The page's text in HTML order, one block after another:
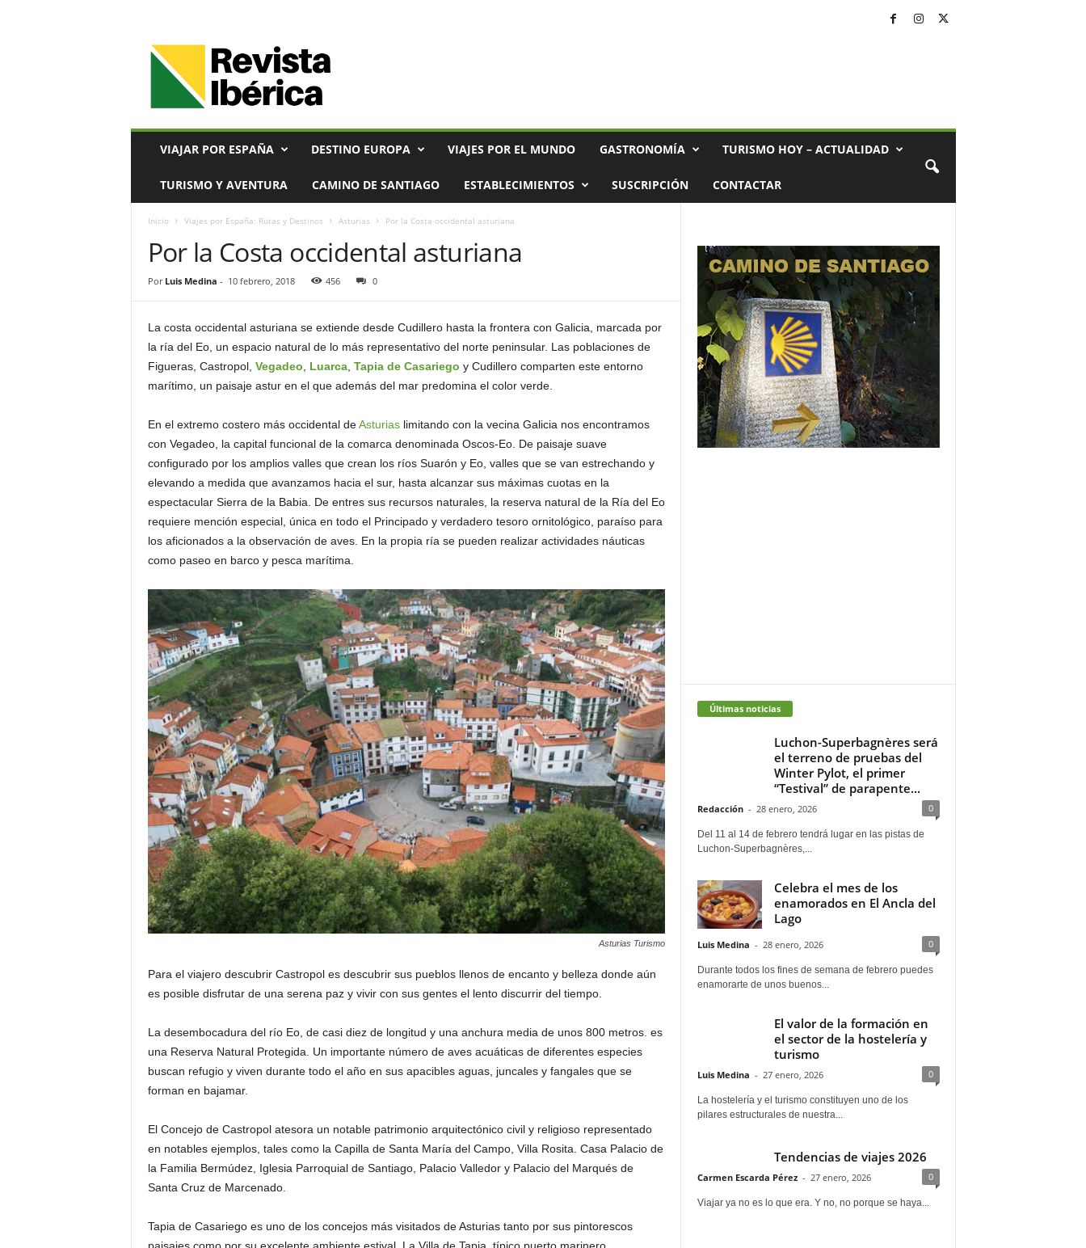
VIAJAR POR ESPAÑA DESTINO EUROPA VIAJES POR EL MUNDO GASTRONOMÍA TURISMO HOY – ACTUALIDAD
TURISMO Y AVENTURA CAMINO DE SANTIAGO ESTABLECIMIENTOS SUSCRIPCIÓN CONTACTAR
Inicio Viajes por España: Rutas y Destinos Asturias Por la Costa occidental asturiana
Por la Costa occidental asturiana
Por Luis Medina - 10 febrero, 2018 456 0
La costa occidental asturiana se extiende desde Cudillero hasta la frontera con Galicia, marcada por
la ría del Eo, un espacio natural de lo más representativo del norte peninsular. Las poblaciones de
Figueras, Castropol, Vegadeo Luarca, Tapia de Casariego y Cudillero comparten este entorno
marítimo, un paisaje astur en el que además del mar predomina el color verde.
En el extremo costero más occidental deAsturiaslimitando con la vecina Galicia nos encontramos
con Vegadeo, la capital funcional de la comarca denominada Oscos-Eo. De paisaje suave
configurado por los amplios valles que crean los ríos Suarón y Eo, valles que se van estrechando y
elevando a medida que avanzamos hacia el sur, hasta alcanzar sus máximas cuotas en la
espectacular Sierra de la Babia. De entres sus recursos naturales, la reserva natural de la Ría del Eo
requiere mención especial, única en todo el Principado y verdadero tesoro ornitológico, paraíso para
los aficionados a la observación de aves. En la propia ría se pueden realizar actividades náuticas
como paseo en barco y pesca marítima.
Asturias Turismo
Para el viajero descubrir Castropol es descubrir sus pueblos llenos de encanto y belleza donde aún
es posible disfrutar de una serena paz y vivir con sus gentes el lento discurrir del tiempo.
La desembocadura del río Eo, de casi diez de longitud y una anchura media de unos 800 metros. es
una Reserva Natural Protegida. Un importante número de aves acuáticas de diferentes especies
buscan refugio y viven durante todo el año en sus apacibles aguas, juncales y fangales que se
forman en bajamar.
El Concejo de Castropol atesora un notable patrimonio arquitectónico civil y religioso representado
en notables ejemplos, tales como la Capilla de Santa María del Campo, Villa Rosita. Casa Palacio de
la Familia Bermúdez, Iglesia Parroquial de Santiago, Palacio Valledor y Palacio del Marqués de
Santa Cruz de Marcenado.
Tapia de Casariego es uno de los concejos más visitados de Asturias tanto por sus pintorescos
Últimas noticias
Luchon-Superbagnères será
el terreno de pruebas del
Winter Pylot, el primer
“Testival” de parapente...
Redacción - 28 enero, 2026 0
Del 11 al 14 de febrero tendrá lugar en las pistas de
Luchon-Superbagnères,...
Celebra el mes de los
enamorados en El Ancla del
Lago
Luis Medina - 28 enero, 2026 0
Durante todos los fines de semana de febrero puedes
enamorarte de unos buenos...
El valor de la formación en
el sector de la hostelería y
turismo
Luis Medina - 27 enero, 2026 0
La hostelería y el turismo constituyen uno de los
pilares estructurales de nuestra...
Tendencias de viajes 2026
Carmen Escarda Pérez - 27 enero, 2026 0
Viajar ya no es lo que era. Y no, no porque se haya...